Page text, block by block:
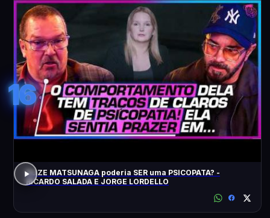
16
ELIZE MATSUNAGA poderia SER uma PSICOPATA? -
RICARDO SALADA E JORGE LORDELLO